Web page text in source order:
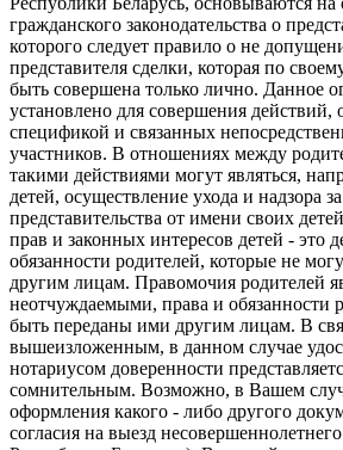
гражданского законодательства о
которого следует правило о не
представителя сделки, которая по
быть совершена только лично. Данное
установлено для совершения
спецификой и связанных
участников. В отношениях между
такими действиями могут являться,
детей, осуществление ухода и надзора
представительства от имени своих
прав и законных интересов детей - это
обязанности родителей, которые не
другим лицам. Правомочия родителей
неотчуждаемыми, права и обязанности
быть переданы ими другим лицам. В
вышеизложенным, в данном случае
нотариусом доверенности
сомнительным. Возможно, в Вашем
оформления какого - либо другого
согласия на выезд